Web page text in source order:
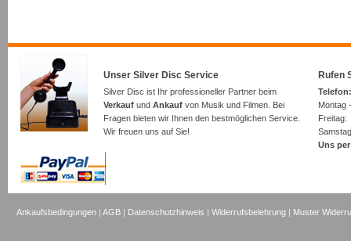
Unser Silver Disc Service
Silver Disc ist Ihr professioneller Partner beim
Verkauf und Ankauf von Musik und Filmen. Bei
Fragen bieten wir Ihnen den bestmöglichen Service.
Wir freuen uns auf Sie!
Rufen
Montag
Uns
Ankaufsbedingungen |AGB | Datenschutzhinweis |Widerrufsbelehrung | Muster